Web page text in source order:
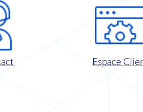
Espace